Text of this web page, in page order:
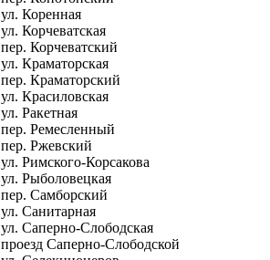
ул. Коренная
ул. Корчеватская
пер. Корчеватский
ул. Краматорская
пер. Краматорский
ул. Красиловская
ул. Ракетная
пер. Ремесленный
пер. Ржевский
ул. Римского-Корсакова
ул. Рыболовецкая
пер. Самборский
ул. Санитарная
ул. Саперно-Слободская
проезд Саперно-Слободской